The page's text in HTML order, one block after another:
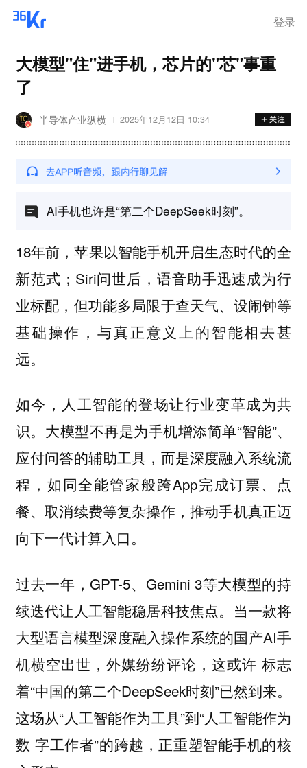
登录
大模型"住"进手机，芯片的"芯"事重
了
半导体产业纵横 2025年12月12日 10:34
AI手机也许是“第二个DeepSeek时刻”。
18年前，苹果以智能手机开启生态时代的全
新范式；Siri问世后，语音助手迅速成为行
业标配，但功能多局限于查天气、设闹钟等
基础操作，与真正意义上的智能相去甚
远。
如今，人工智能的登场让行业变革成为共
识。大模型不再是为手机增添简单“智能”、
应付问答的辅助工具，而是深度融入系统流
程，如同全能管家般跨App完成订票、点
餐、取消续费等复杂操作，推动手机真正迈
向下一代计算入口。
过去一年，GPT-5、Gemini 3等大模型的持
续迭代让人工智能稳居科技焦点。当一款将
大型语言模型深度融入操作系统的国产AI手
机横空出世，外媒纷纷评论，这或许 标志
着“中国的第二个DeepSeek时刻”已然到来。
这场从“人工智能作为工具”到“人工智能作为
数 字工作者”的跨越，正重塑智能手机的核